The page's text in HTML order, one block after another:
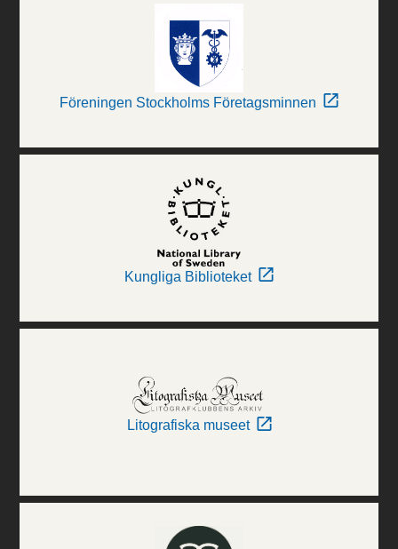
Föreningen Stockholms Företagsminnen
Kungliga Biblioteket
Litografiska museet